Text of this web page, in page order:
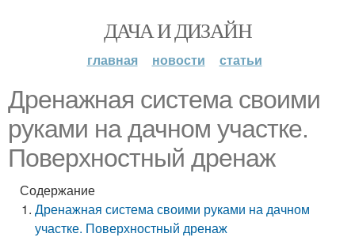
ДАЧА И ДИЗАЙН
главная новости статьи
Дренажная система своими
руками на дачном участке.
Поверхностный дренаж
Содержание
Дренажная система своими руками на дачном
участке. Поверхностный дренаж